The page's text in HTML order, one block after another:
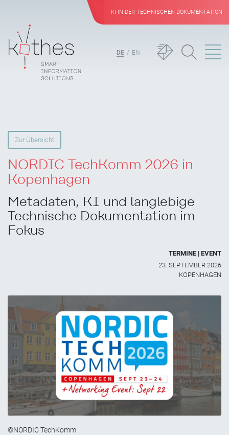
KI IN DER TECHNISCHEN DOKUMENTATION
DE EN
Zur Übersicht
NORDIC TechKomm 2026 in
Kopenhagen
Metadaten, KI und langlebige
Technische Dokumentation im
Fokus
TERMINE | EVENT
23. SEPTEMBER 2026
KOPENHAGEN
©NORDIC TechKomm